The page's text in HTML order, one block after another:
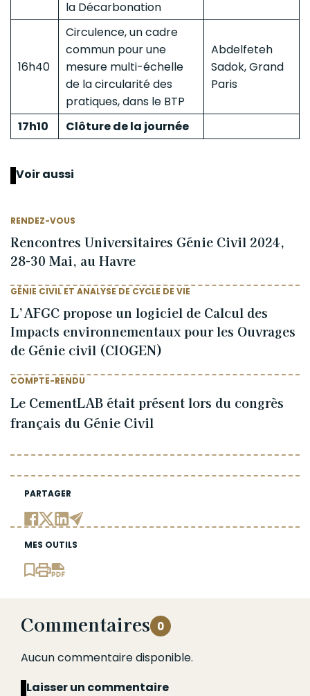
PARTAGER
MES OUTILS
la Décarbonation
16h40
Circulence, un cadre
commun pour une
mesure multi-échelle
de la circularité des
pratiques, dans le BTP
Abdelfeteh
Sadok, Grand
Paris
17h10 Clôture de la journée
Voir aussi
RENDEZ-VOUS
Rencontres Universitaires Génie Civil 2024,
28-30 Mai, au Havre
GÉNIE CIVIL ET ANALYSE DE CYCLE DE VIE
L’AFGC propose un logiciel de Calcul des
Impacts environnementaux pour les Ouvrages
de Génie civil (CIOGEN)
COMPTE-RENDU
Le CementLAB était présent lors du congrès
français du Génie Civil
Commentaires 0
Aucun commentaire disponible.
Laisser un commentaire